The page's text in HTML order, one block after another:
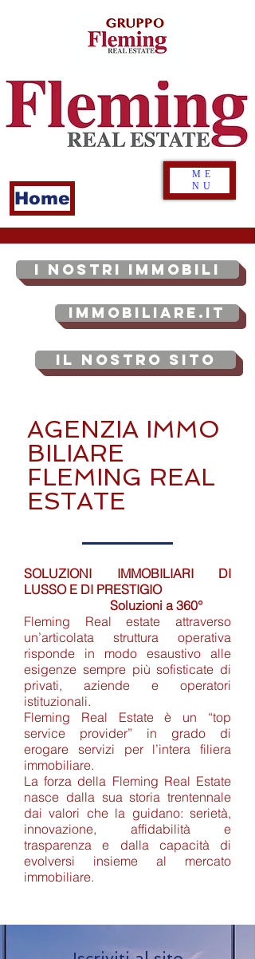
Home
ME
NU
I NOSTRI IMMOBILI
Il Nostro SITO
AGENZIA IMMO
BILIARE
FLEMING REAL
ESTATE
SOLUZIONI IMMOBILIARI DI
LUSSO E DI PRESTIGIO
Soluzioni a 360°
Fleming Real estate attraverso
un’articolata struttura operativa
risponde in modo esaustivo alle
esigenze sempre più sofisticate di
privati, aziende e operatori
istituzionali.
Fleming Real Estate è un “top
service provider” in grado di
erogare servizi per l’intera filiera
immobiliare.
La forza della Fleming Real Estate
nasce dalla sua storia trentennale
dai valori che la guidano: serietà,
innovazione, affidabilità e
trasparenza e dalla capacità di
evolversi insieme al mercato
immobiliare.
Immobiliare.it